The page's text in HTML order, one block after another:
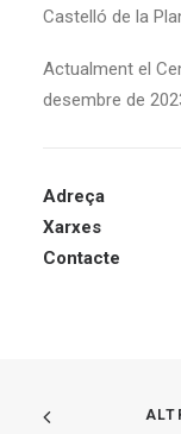
Castelló de la
Actualment el
desembre de
Adreça
Xarxes
Contacte